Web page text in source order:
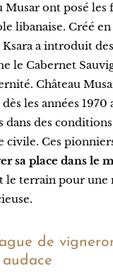
Musar ont posé les
libanaise. Créé en
a introduit
le Cabernet
Château
les années 1970
dans des
civile. Ces
sa place dans le
le terrain pour une
de